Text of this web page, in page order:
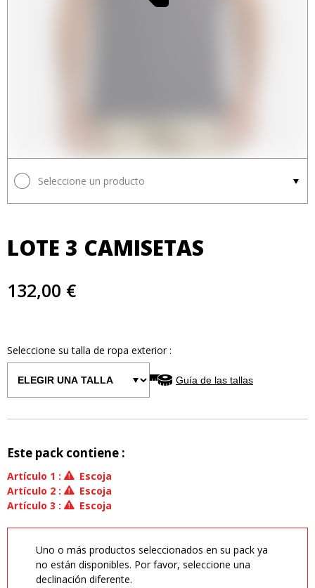
Seleccione un producto
LOTE 3 CAMISETAS
132,00 €
Seleccione su talla de ropa exterior:
Guía de las tallas
Este pack contiene :
Artículo 1 :
Escoja
Artículo 2 :
Escoja
Artículo 3 : Escoja
Uno o más productos seleccionados en su pack ya
no están disponibles. Por favor, seleccione una
declinación diferente.